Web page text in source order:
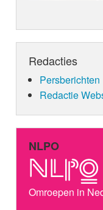
Redacties
Persberichten
Redactie
NLPO
Omroepen in